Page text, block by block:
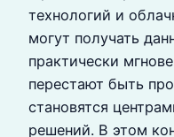
технологий и
могут получать
практически
перестают быть
становятся
решений. В этом